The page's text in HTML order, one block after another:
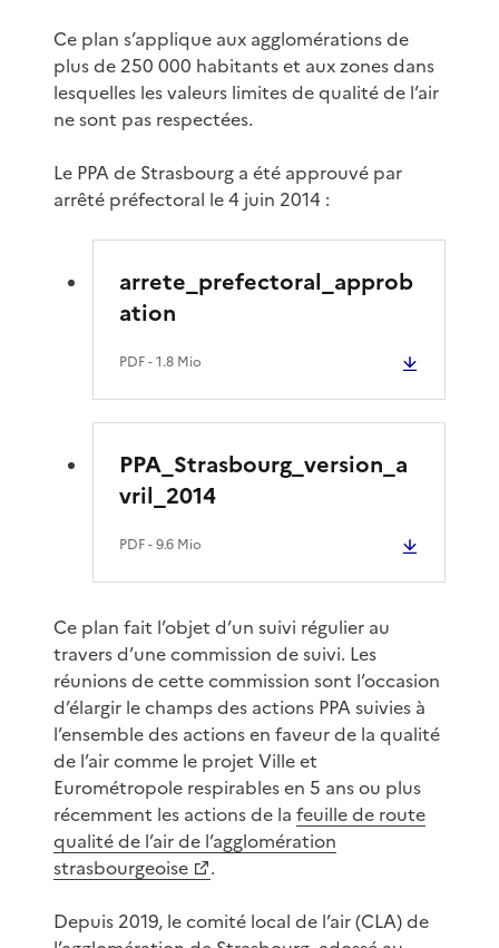
Ce plan s’applique aux agglomérations de
plus de 250 000 habitants et aux zones dans
lesquelles les valeurs limites de qualité de l’air
ne sont pas respectées.
Le PPA de Strasbourg a été approuvé par
arrêté préfectoral le 4 juin 2014 :
arrete_prefectoral_approb
ation
PDF- 1.8 Mio
PPA_Strasbourg_version_a
vril_2014
PDF- 9.6 Mio
Ce plan fait l’objet d’un suivi régulier au
travers d’une commission de suivi. Les
réunions de cette commission sont l’occasion
d’élargir le champs des actions PPA suivies à
l’ensemble des actions en faveur de la qualité
de l’air comme le projet Ville et
Eurométropole respirables en 5 ans ou plus
récemment les actions de la feuille de route
qualité de l’air de l’agglomération
strasbourgeoise
.
Depuis 2019, le comité local de l’air (CLA) de